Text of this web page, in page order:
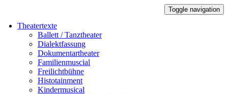
Toggle navigation
Theatertexte
Ballett / Tanztheater
Dialektfassung
Dokumentartheater
Familienmuscial
Freilichtbühne
Histotainment
Kindermusical